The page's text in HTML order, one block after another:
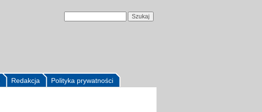
Polityka prywatności
Redakcja